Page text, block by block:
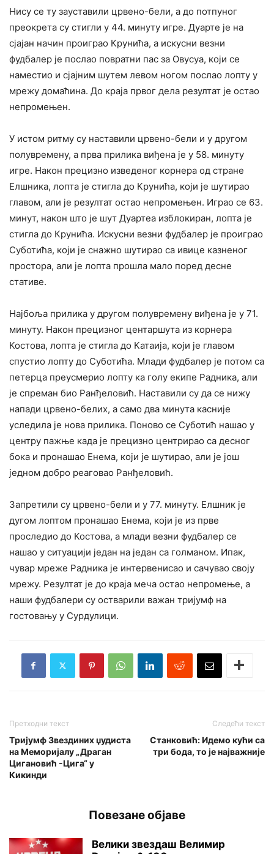
Нису се ту зауставили црвено-бели, а до потпуног
преокрета су стигли у 44. минуту игре. Дуарте је на
сјајан начин проиграо Крунића, а искусни везни
фудбалер је послао повратни пас за Овусуа, који се
наместио и сјајним шутем левом ногом послао лопту у
мрежу домаћина. До краја првог дела резултат је остао
непромењен.
У истом ритму су наставили црвено-бели и у другом
полувремену, а прва прилика виђена је у 58. минуту
игре. Након прецизно изведеног корнера од стране
Елшника, лопта је стигла до Крунића, који је шутирао
главом, али је резултат остао непромењен. Играо се 63.
минут, након што је шут Дуартеа изблокиран, лопта је
стигла до Крунића. Искусни везни фудбалер је проиграо
Суботића, који је снажно шутирао са ивице казненог
простора, али је лопта прошла мало поред десне
стативе.
Најбоља прилика у другом полувремену виђена је у 71.
минуту. Након прецизног центаршута из корнера
Костова, лопта је стигла до Катаија, који је главом
спустио лопту до Суботића. Млади фудбалер је потом са
петерца преусмерио лопту ка голу екипе Радника, али
је спреман био Ранђеловић. Наставили су да се нижу
напади црвено-белих, а само два минута касније
уследила је нова прилика. Поново се Суботић нашао у
центру пажње када је прецизно центрирао са десног
бока и пронашао Енема, који је шутирао, али је још
једном добро реаговао Ранђеловић.
Запретили су црвено-бели и у 77. минуту. Елшник је
дугом лоптом пронашао Енема, који је из прве
проследио до Костова, а млади везни фудбалер се
нашао у ситуацији један на један са голманом. Ипак,
чувар мреже Радника је интервенисао и сачувао своју
мрежу. Резултат је до краја меча остао непромење, а
наши фудбалери су остварили важан тријумф на
гостовању у Сурдулици.
Претходни текст
Tријумф Звездиних џудиста
на Меморијалу „Драган
Цигановић -Цига“ у
Кикинди
Следећи текст
Станковић: Идемо кући са
три бода, то је најважније
Повезане објаве
Велики звездаш Велимир